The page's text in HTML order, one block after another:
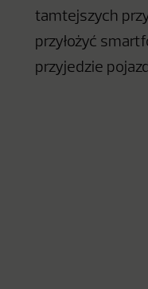
tamtejszych
przyłożyć
przyjedzie